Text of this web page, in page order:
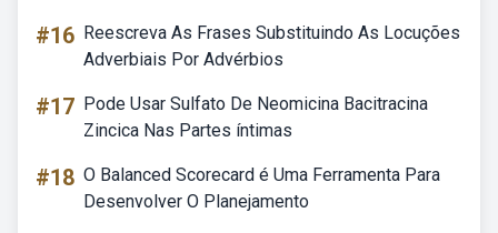
#16 Reescreva As Frases Substituindo As Locuções
Adverbiais Por Advérbios
#17 Pode Usar Sulfato De Neomicina Bacitracina
Zincica Nas Partes íntimas
#18 O Balanced Scorecard é Uma Ferramenta Para
Desenvolver O Planejamento